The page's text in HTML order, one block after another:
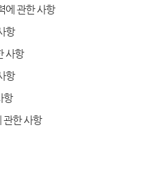
에 관한 사항
항
사항
항
항
관한 사항